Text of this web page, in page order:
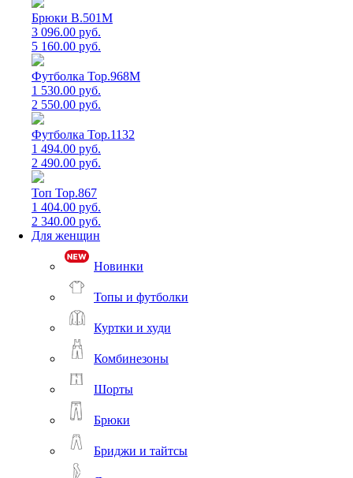
Брюки B.501M
3 096.00 руб.
5 160.00 руб.
Футболка Top.968M
1 530.00 руб.
2 550.00 руб.
Футболка Top.1132
1 494.00 руб.
2 490.00 руб.
Топ Top.867
1 404.00 руб.
2 340.00 руб.
Для женщин
Новинки
Топы и футболки
Куртки и худи
Комбинезоны
Шорты
Брюки
Бриджи и тайтсы